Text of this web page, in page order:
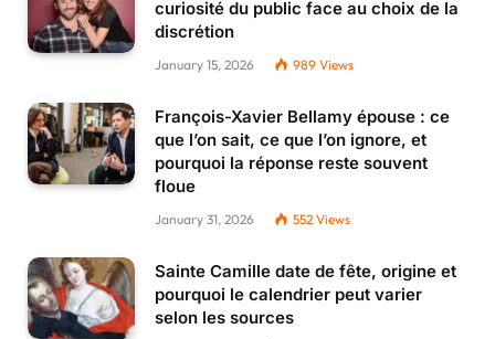
curiosité du public face au choix de la
discrétion
January 15, 2026 989 Views
François-Xavier Bellamy épouse : ce
que l’on sait, ce que l’on ignore, et
pourquoi la réponse reste souvent
floue
January 31, 2026 552 Views
Sainte Camille date de fête, origine et
pourquoi le calendrier peut varier
selon les sources